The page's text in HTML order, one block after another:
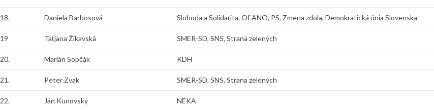
18. Daniela Barbosová Sloboda a Solidarita, OĽANO, PS, Zmena zdola, Demokratická únia Slovenska
19 Taťjana Žikavská SMER-SD, SNS, Strana zelených
20. Marián Sopčák KDH
21. Peter Zvak SMER-SD, SNS, Strana zelených
22. Ján Kunovský NEKA